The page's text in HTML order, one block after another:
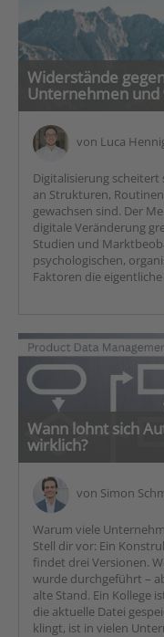
Widerstände
Unternehmen
von Luca
Digitalisierung scheitert
an Strukturen,
gewachsen sind. Der
digitale Veränderung
Studien und
psychologischen,
Faktoren die
Wann lohnt sich
wirklich?
von Simon
Warum viele
Stell dir vor: Ein
findet drei Versionen.
wurde durchgeführt –
alte Stand. Ein Kollege
die aktuelle Datei
klingt, ist in vielen